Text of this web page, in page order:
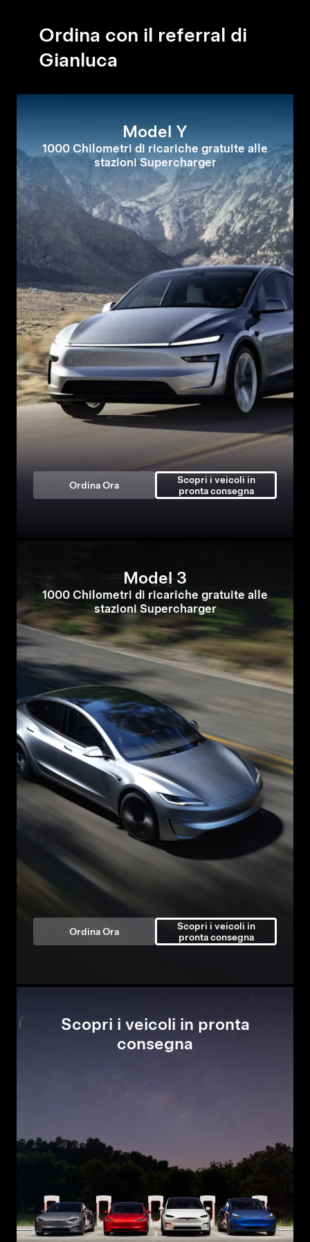
Ordina con il referral di
Gianluca
Model Y
1000 Chilometri di ricariche gratuite alle
stazioni Supercharger
Ordina Ora
Scopri i veicoli in
pronta consegna
Model 3
1000 Chilometri di ricariche gratuite alle
stazioni Supercharger
Ordina Ora
Scopri i veicoli in
pronta consegna
Scopri i veicoli in pronta
consegna